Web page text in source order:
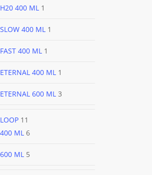
H20 400 ML 1
SLOW 400 ML 1
FAST 400 ML 1
ETERNAL 400 ML 1
ETERNAL 600 ML 3
LOOP 11
400 ML 6
600 ML 5